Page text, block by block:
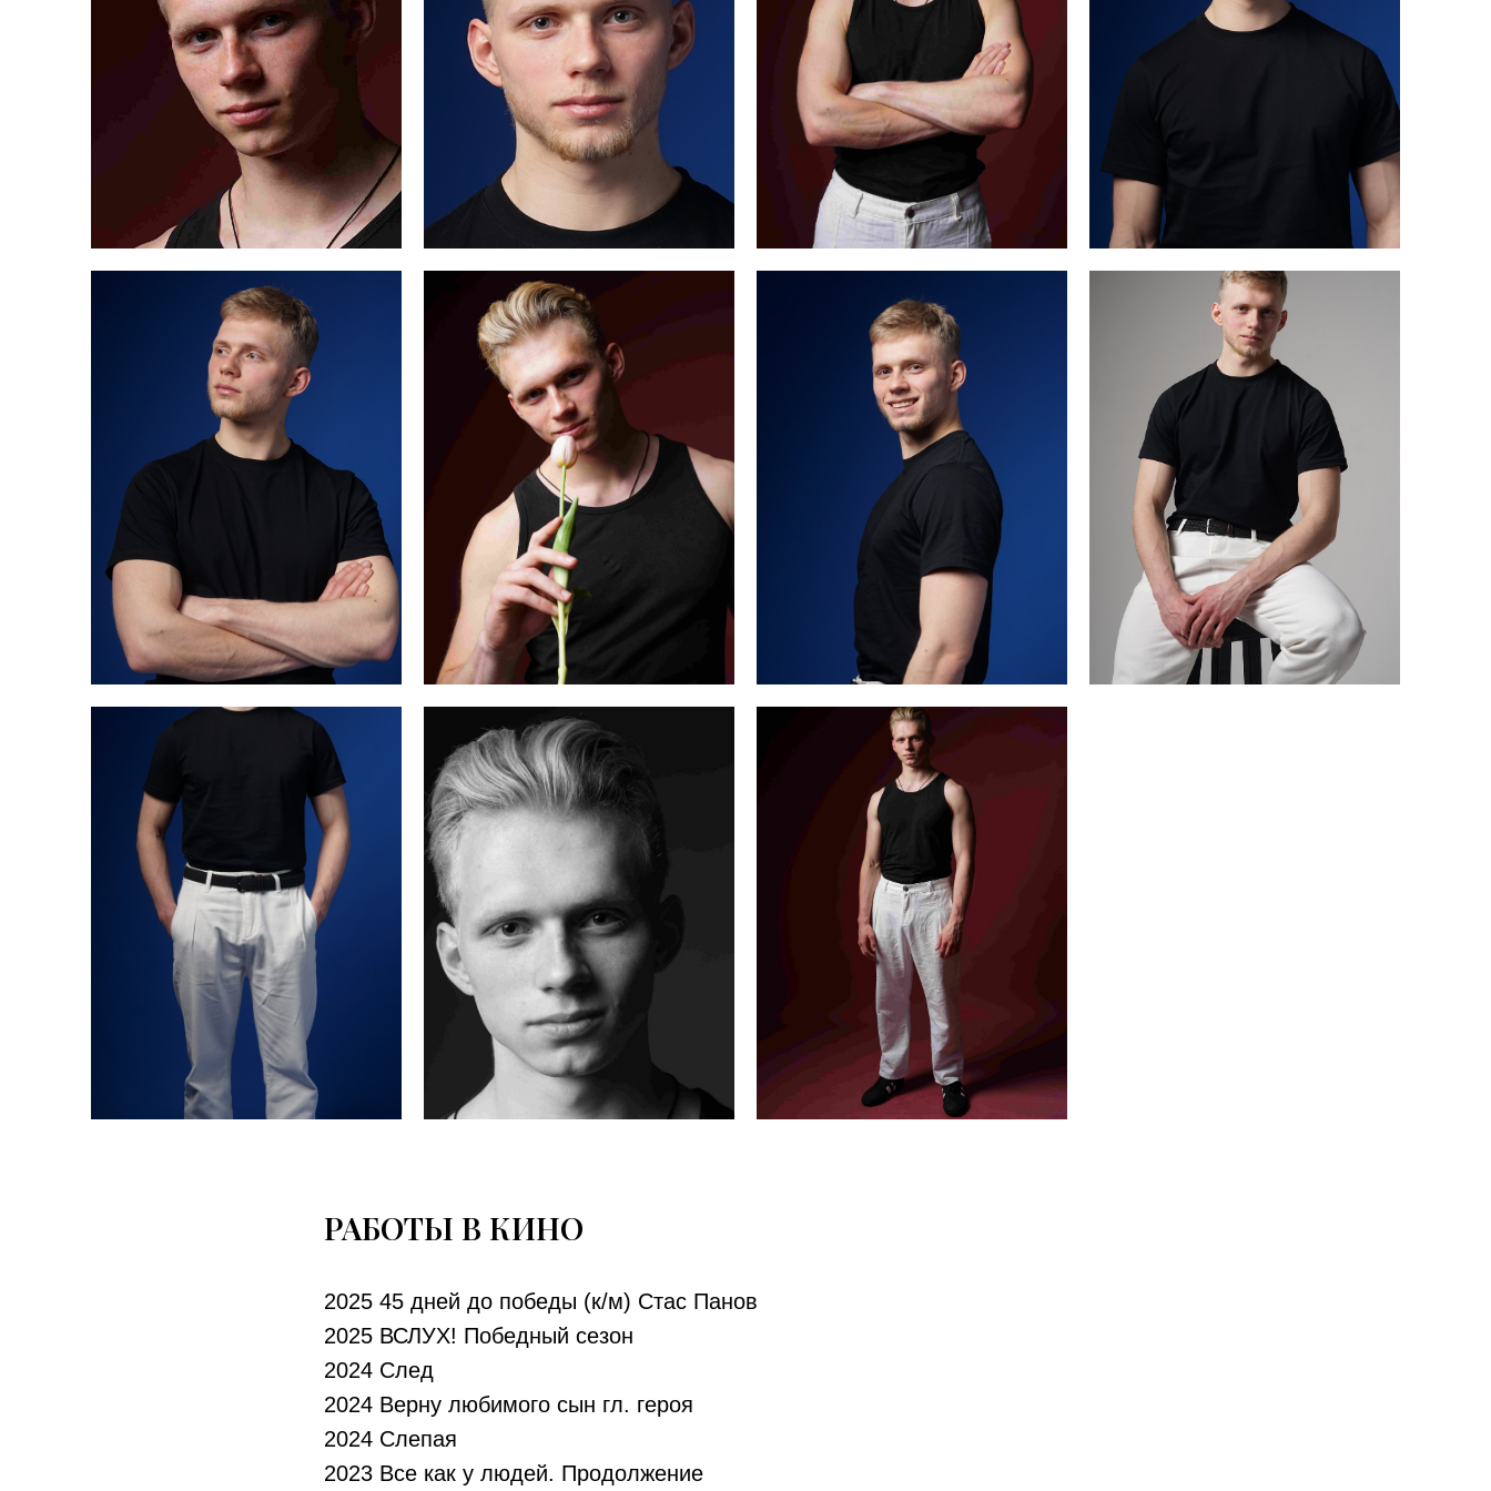
РАБОТЫ В КИНО
2025 45 дней до победы (к/м) Стас Панов
2025 ВСЛУХ! Победный сезон
2024 След
2024 Верну любимого сын гл. героя
2024 Слепая
2023 Все как у людей. Продолжение